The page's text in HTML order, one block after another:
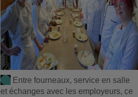
Entre fourneaux, service en salle
et échanges avec les employeurs, ce